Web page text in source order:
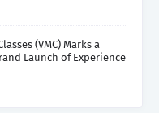
(VMC) Marks a
Launch of Experience